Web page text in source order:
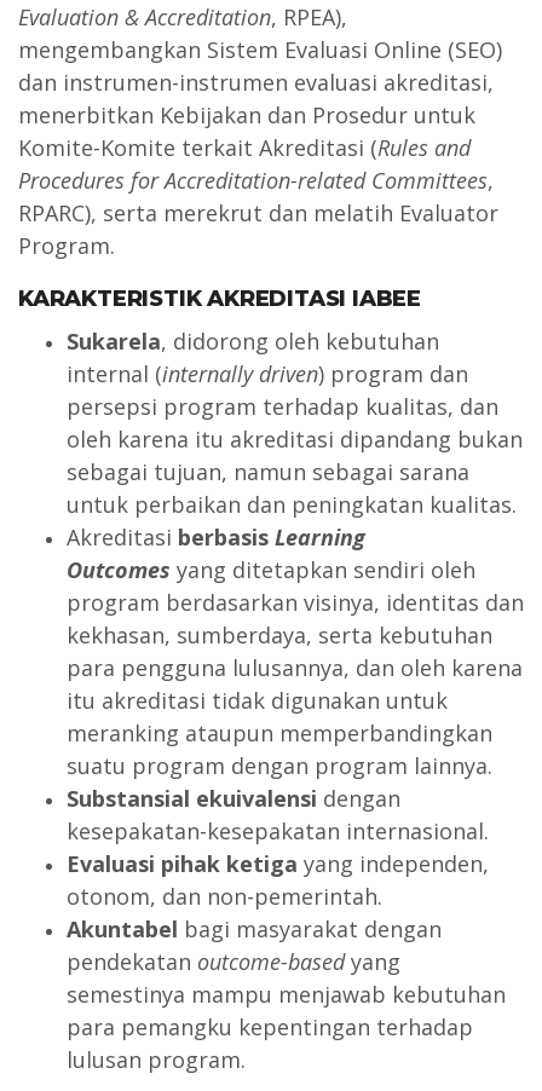
Evaluation & Accreditation, RPEA),
mengembangkan Sistem Evaluasi Online (SEO)
dan instrumen-instrumen evaluasi akreditasi,
menerbitkan Kebijakan dan Prosedur untuk
Komite-Komite terkait Akreditasi (Rules and
Procedures for Accreditation-related Committees,
RPARC), serta merekrut dan melatih Evaluator
Program.
KARAKTERISTIK AKREDITASI IABEE
Sukarela, didorong oleh kebutuhan
internal (internally driven) program dan
persepsi program terhadap kualitas, dan
oleh karena itu akreditasi dipandang bukan
sebagai tujuan, namun sebagai sarana
untuk perbaikan dan peningkatan kualitas.
Akreditasi berbasis Learning
Outcomes yang ditetapkan sendiri oleh
program berdasarkan visinya, identitas dan
kekhasan, sumberdaya, serta kebutuhan
para pengguna lulusannya, dan oleh karena
itu akreditasi tidak digunakan untuk
meranking ataupun memperbandingkan
suatu program dengan program lainnya.
Substansial ekuivalensi dengan
kesepakatan-kesepakatan internasional.
Evaluasi pihak ketiga yang independen,
otonom, dan non-pemerintah.
Akuntabel bagi masyarakat dengan
pendekatan outcome-basedyang
semestinya mampu menjawab kebutuhan
para pemangku kepentingan terhadap
lulusan program.